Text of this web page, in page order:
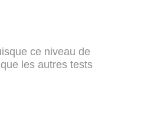
ce niveau de
les autres tests